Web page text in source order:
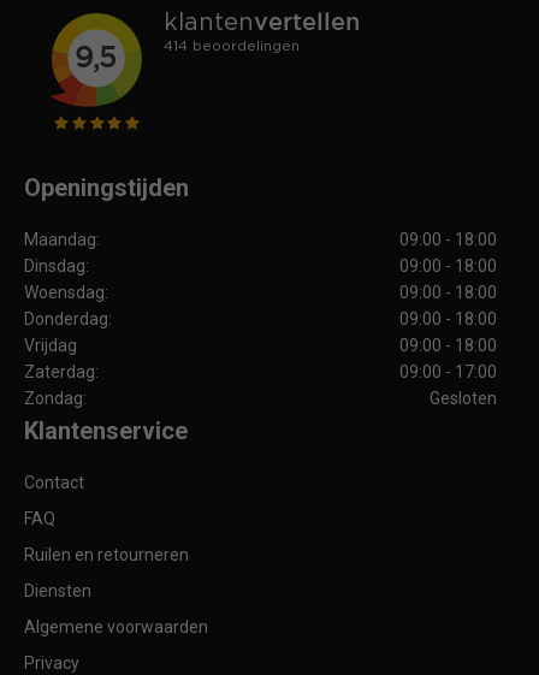
Openingstijden
Maandag:
09:00 - 18:00
Dinsdag:
09:00 - 18:00
Woensdag:
09:00 - 18:00
Donderdag:
09:00 - 18:00
Vrijdag
09:00 - 18:00
Zaterdag:
09:00 - 17:00
Zondag:
Gesloten
Klantenservice
Contact
FAQ
Ruilen en retourneren
Diensten
Algemene voorwaarden
Privacy